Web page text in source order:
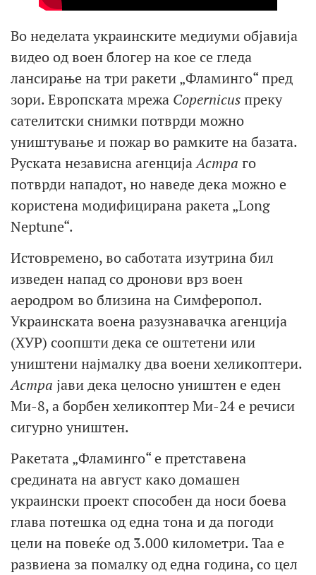
Во неделата украинските медиуми објавија
видео од воен блогер на кое се гледа
лансирање на три ракети „Фламинго“ пред
зори. Европската мрежа Copernicusпреку
сателитски снимки потврди можно
уништување и пожар во рамките на базата.
Руската независна агенцијаАстра го
потврди нападот, но наведе дека можно е
користена модифицирана ракета „Long
Neptune“.
Истовремено, во саботата изутрина бил
изведен напад со дронови врз воен
аеродром во близина на Симферопол.
Украинската воена разузнавачка агенција
(ХУР) соопшти дека се оштетени или
уништени најмалку два воени хеликоптери.
Астра јави дека целосно уништен е еден
Ми-8, а борбен хеликоптер Ми-24 е речиси
сигурно уништен.
Ракетата „Фламинго“ е претставена
средината на август како домашен
украински проект способен да носи боева
глава потешка од една тона и да погоди
цели на повеќе од 3.000 километри. Таа е
развиена за помалку од една година, со цел